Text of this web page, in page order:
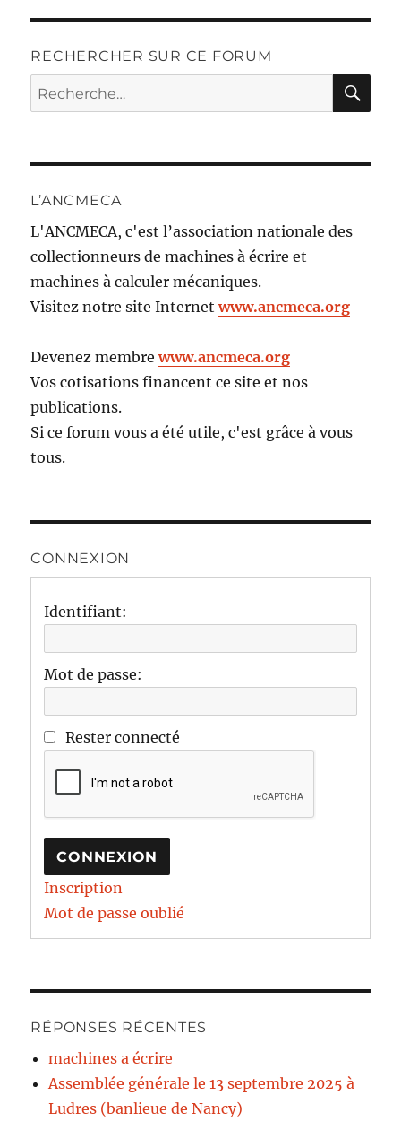
RECHERCHER SUR CE FORUM
Recherche
pour :
L’ANCMECA
L'ANCMECA, c'est l’association nationale des
collectionneurs de machines à écrire et
machines à calculer mécaniques.
Visitez notre site Internetwww.ancmeca.org
Devenez membrewww.ancmeca.org
Vos cotisations financent ce site et nos
publications.
Si ce forum vous a été utile, c'est grâce à vous
tous.
CONNEXION
Identifiant:
Mot de passe:
Rester connecté
CONNEXION
Inscription
Mot de passe oublié
RÉPONSES RÉCENTES
machines a écrire
Assemblée générale le 13 septembre 2025 à
Ludres (banlieue de Nancy)